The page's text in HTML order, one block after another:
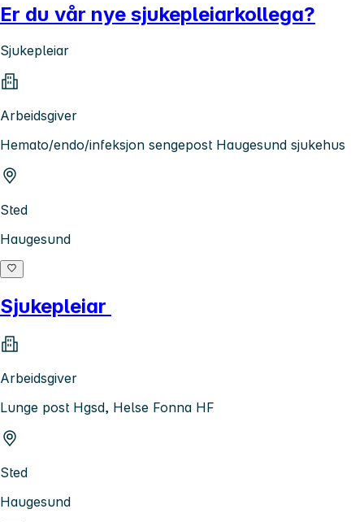
Er du vår nye sjukepleiarkollega?
Sjukepleiar
Arbeidsgiver
Hemato/endo/infeksjon sengepost Haugesund sjukehus
Sted
Haugesund
Sjukepleiar
Arbeidsgiver
Lunge post Hgsd, Helse Fonna HF
Sted
Haugesund